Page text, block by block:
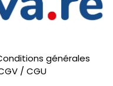
générales
/ CGU